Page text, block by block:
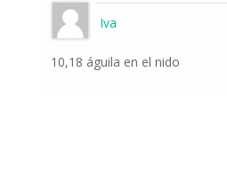
Iva
10,18 águila en el nido